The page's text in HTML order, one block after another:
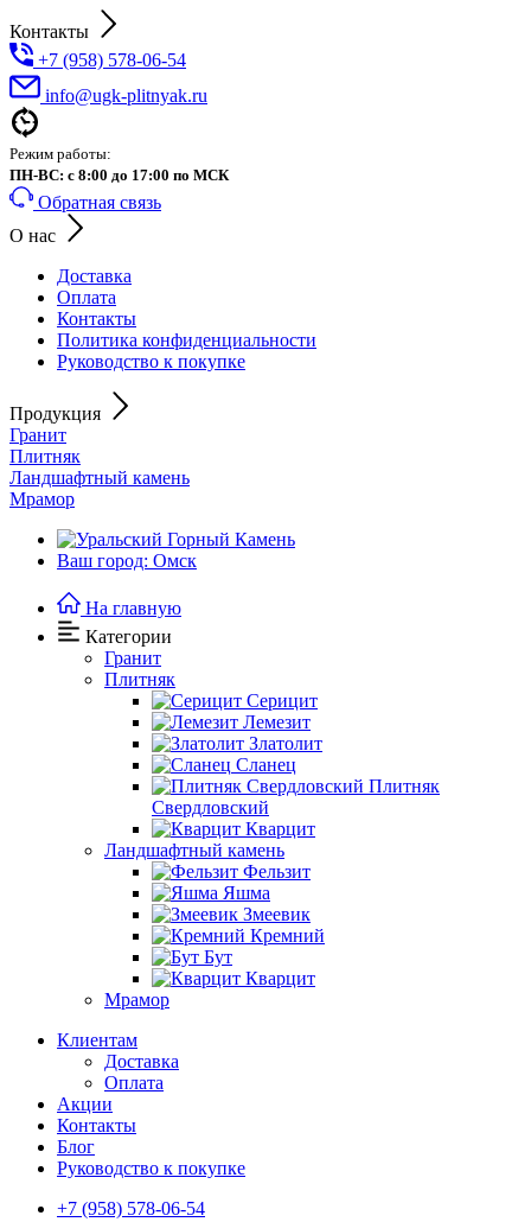
Контакты
+7 (958) 578-06-54
info@ugk-plitnyak.ru
Режим работы:
ПН-ВС: с 8:00 до 17:00 по МСК
Обратная связь
О нас
Доставка
Оплата
Контакты
Политика конфиденциальности
Руководство к покупке
Продукция
Гранит
Плитняк
Ландшафтный камень
Мрамор
Ваш город: Омск
На главную
Категории
Гранит
Плитняк
Серицит
Лемезит
Златолит
Сланец
Плитняк
Свердловский
Кварцит
Ландшафтный камень
Фельзит
Яшма
Змеевик
Кремний
Бут
Кварцит
Мрамор
Клиентам
Доставка
Оплата
Акции
Контакты
Блог
Руководство к покупке
+7 (958) 578-06-54